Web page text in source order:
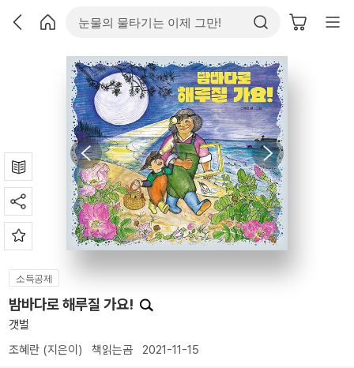
소득공제
밤바다로 해루질 가요!
갯벌
조혜란 (지은이) 책읽는곰 2021-11-15